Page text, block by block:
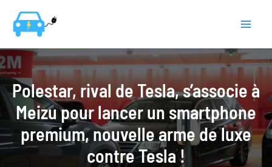
contenu
Polestar, rival de Tesla, s’associe à
Meizu pour lancer un smartphone
premium, nouvelle arme de luxe
contre Tesla !